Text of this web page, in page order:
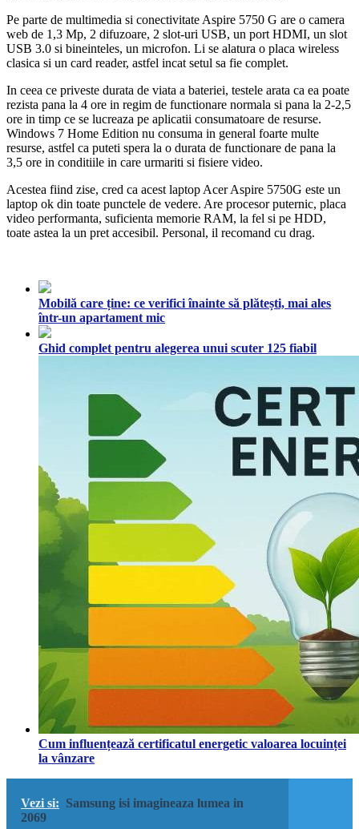
Pe parte de multimedia si conectivitate Aspire 5750 G are o camera
web de 1,3 Mp, 2 difuzoare, 2 slot-uri USB, un port HDMI, un slot
USB 3.0 si bineinteles, un microfon. Li se alatura o placa wireless
clasica si un card reader, astfel incat setul sa fie complet.
In ceea ce priveste durata de viata a bateriei, testele arata ca ea poate
rezista pana la 4 ore in regim de functionare normala si pana la 2-2,5
ore in timp ce se lucreaza pe aplicatii consumatoare de resurse.
Windows 7 Home Edition nu consuma in general foarte multe
resurse, astfel ca puteti spera la o durata de functionare de pana la
3,5 ore in conditiile in care urmariti si fisiere video.
Acestea fiind zise, cred ca acest laptop Acer Aspire 5750G este un
laptop ok din toate punctele de vedere. Are procesor puternic, placa
video performanta, suficienta memorie RAM, la fel si pe HDD,
toate astea la un pret accesibil. Personal, il recomand cu drag.
Mobilă care ține: ce verifici înainte să plătești, mai ales
într-un apartament mic
Ghid complet pentru alegerea unui scuter 125 fiabil
Cum influențează certificatul energetic valoarea locuinței
la vânzare
Vezi si: Samsung isi imagineaza lumea in
2069